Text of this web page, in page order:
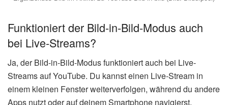
Funktioniert der Bild-in-Bild-Modus auch
bei Live-Streams?
Ja, der Bild-in-Bild-Modus funktioniert auch bei Live-
Streams auf YouTube. Du kannst einen Live-Stream in
einem kleinen Fenster weiterverfolgen, während du andere
Apps nutzt oder auf deinem Smartphone navigierst.